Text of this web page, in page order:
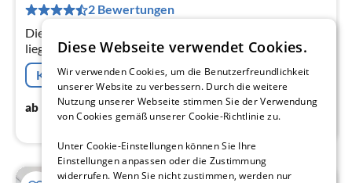
2 Bewertungen
Die Ferienwohnungen im Haus in der Scheffelstrasse
liegen zentral in Friedrichshafen und
Sehenswürdigkeiten, Unternehmen oder Hafen und
Bahnhof sind in wenigen Auto- oder Gehminute...
Kostenfreie Stornierung
ab 140€ / Nacht
Diese Webseite verwendet Cookies.
Wir verwenden Cookies, um die Benutzerfreundlichkeit
unserer Website zu verbessern. Durch die weitere
Nutzung unserer Webseite stimmen Sie der Verwendung
von Cookies gemäß unserer Cookie-Richtlinie zu.
Unter Cookie-Einstellungen können Sie Ihre
Einstellungen anpassen oder die Zustimmung
widerrufen. Wenn Sie nicht zustimmen, werden nur